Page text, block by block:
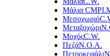
Μάλια CMP
Μεσοχωριό
Μεταξοχώρι
ΜοχόςC.W.
ΠεζάΝ.Ο.Α.
Πετροκεφάλι